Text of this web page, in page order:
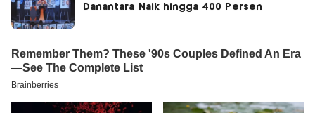
Danantara Naik hingga 400 Persen